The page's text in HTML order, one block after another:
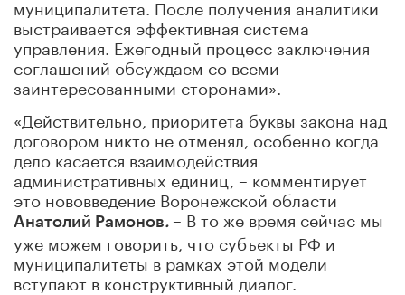
муниципалитета. После получения аналитики
выстраивается эффективная система
управления. Ежегодный процесс заключения
соглашений обсуждаем со всеми
заинтересованными сторонами».
«Действительно, приоритета буквы закона над
договором никто не отменял, особенно когда
дело касается взаимодействия
административных единиц, – комментирует
это нововведение Воронежской области
Анатолий Рамонов. – В то же время сейчас мы
уже можем говорить, что субъекты РФ и
муниципалитеты в рамках этой модели
вступают в конструктивный диалог.